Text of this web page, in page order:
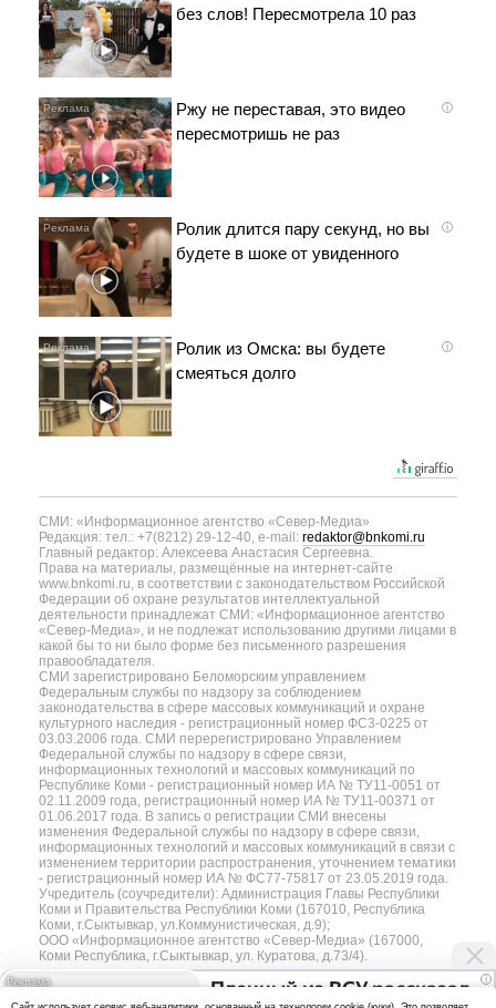
без слов! Пересмотрела 10 раз
i
Ржу не переставая, это видео
пересмотришь не раз
i
Ролик длится пару секунд, но вы
будете в шоке от увиденного
i
Ролик из Омска: вы будете
смеяться долго
СМИ: «Информационное агентство «Север-Медиа»
Редакция: тел.: +7(8212) 29-12-40, e-mail: redaktor@bnkomi.ru
Главный редактор: Алексеева Анастасия Сергеевна.
Права на материалы, размещённые на интернет-сайте
www.bnkomi.ru, в соответствии с законодательством Российской
Федерации об охране результатов интеллектуальной
деятельности принадлежат СМИ: «Информационное агентство
«Север-Медиа», и не подлежат использованию другими лицами в
какой бы то ни было форме без письменного разрешения
правообладателя.
СМИ зарегистрировано Беломорским управлением
Федеральным службы по надзору за соблюдением
законодательства в сфере массовых коммуникаций и охране
культурного наследия - регистрационный номер ФС3-0225 от
03.03.2006 года. СМИ перерегистрировано Управлением
Федеральной службы по надзору в сфере связи,
информационных технологий и массовых коммуникаций по
Республике Коми - регистрационный номер ИА № ТУ11-0051 от
02.11.2009 года, регистрационный номер ИА № ТУ11-00371 от
01.06.2017 года. В запись о регистрации СМИ внесены
изменения Федеральной службы по надзору в сфере связи,
информационных технологий и массовых коммуникаций в связи с
изменением территории распространения, уточнением тематики
- регистрационный номер ИА № ФС77-75817 от 23.05.2019 года.
Учредитель (соучредители): Администрация Главы Республики
Коми и Правительства Республики Коми (167010, Республика
Коми, г.Сыктывкар, ул.Коммунистическая, д.9);
ООО «Информационное агентство «Север-Медиа» (167000,
Коми Республика, г.Сыктывкар, ул. Куратова, д.73/4).
Разработка сайта — web-студия «Цифровой Век»
i
Пленный из ВСУ рассказал